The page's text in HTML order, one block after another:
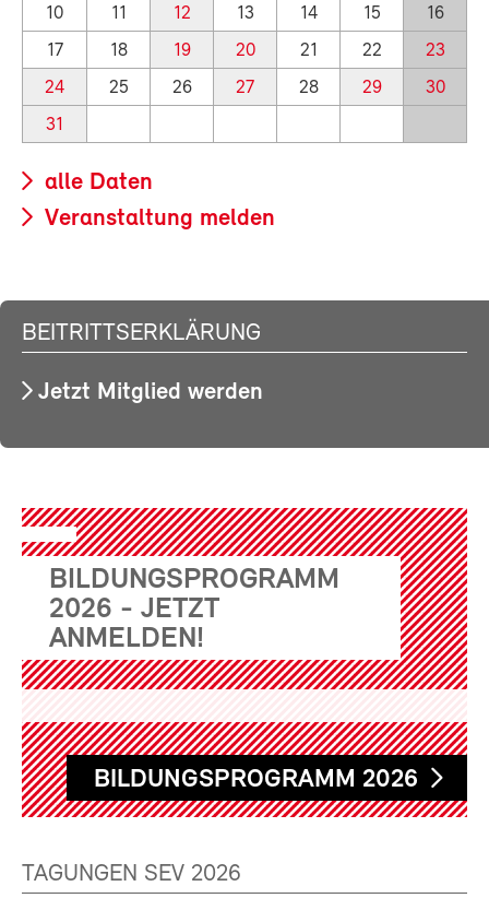
10
11 12 13 14 15
16
17
18 19 20 21 22
23
24
25 26 27 28 29
30
31
alle Daten
Veranstaltung melden
BEITRITTSERKLÄRUNG
Jetzt Mitglied werden
BILDUNGSPROGRAMM
2026 - JETZT
ANMELDEN!
BILDUNGSPROGRAMM 2026
TAGUNGEN SEV 2026